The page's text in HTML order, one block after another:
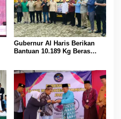
Gubernur Al Haris Berikan
Bantuan 10.189 Kg Beras